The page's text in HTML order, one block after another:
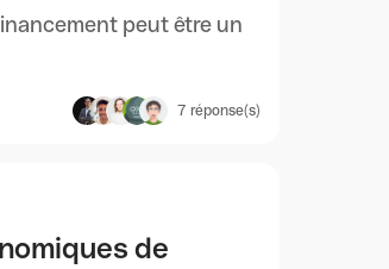
peut être un
7 réponse(s)
de